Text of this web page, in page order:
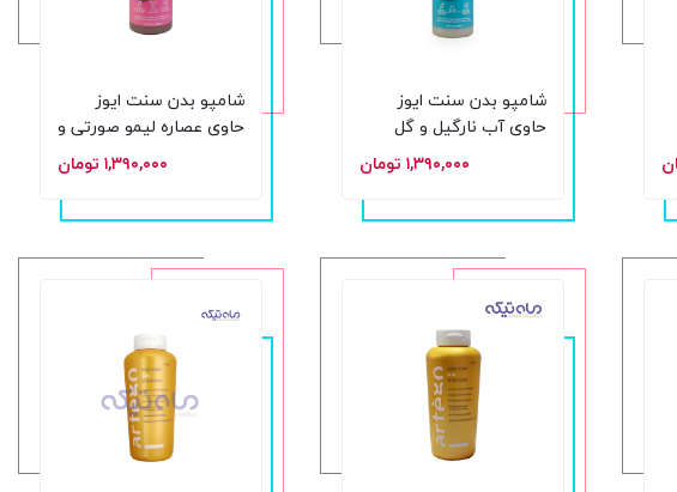
شامپو بدن سنت ایوز
حاوی آب نارگیل و گل
۱,۳۹۰,۰۰۰ تومان
شامپو بدن سنت ایوز
حاوی عصاره لیمو صورتی و
پرتقال ماندارین حجم 650
۱,۳۹۰,۰۰۰ تومان